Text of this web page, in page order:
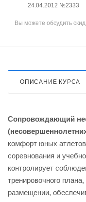
24.04.2012 №2333
Вы можете обсудить
ОПИСАНИЕ КУРСА
Сопровождающий
комфорт юных
соревнования и
контролирует
тренировочного
размещении,